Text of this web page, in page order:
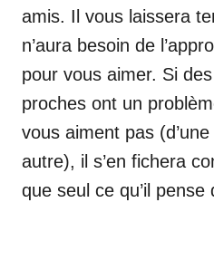
amis. Il vous laissera
n’aura besoin de
pour vous aimer. Si
proches ont un
vous aiment pas
autre), il s’en fichera
que seul ce qu’il